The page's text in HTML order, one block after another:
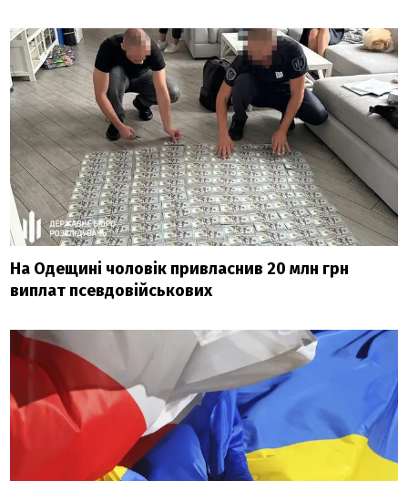
На Одещині чоловік привласнив 20 млн грн
виплат псевдовійськових